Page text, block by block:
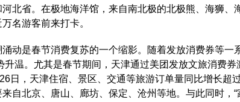
北省。在极地海洋馆，来自南北极的北极熊、海狮、
名游客前来打卡。
是春节消费复苏的一个缩影。随着发放消费券等一
升温。尤其是春节期间，天津通过美团发放文旅消费
日，天津住宿、景区、交通等旅游订单量同比增长超
自北京、唐山、廊坊、保定、沧州等地。与此同时，